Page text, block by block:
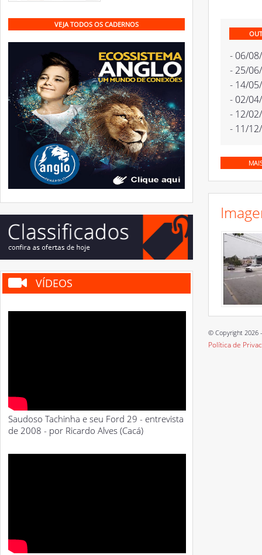
VEJA TODOS OS CADERNOS
VÍDEOS
Saudoso Tachinha e seu Ford 29 - entrevista
de 2008 - por Ricardo Alves (Cacá)
- 06/
- 25/
- 14/
- 02/
- 12/
- 11/
© Copyright 2026
Política de